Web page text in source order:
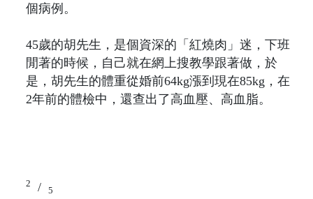
個病例。
45歲的胡先生，是個資深的「紅燒肉」迷，下班
閒著的時候，自己就在網上搜教學跟著做，於
是，胡先生的體重從婚前64kg漲到現在85kg，在
2年前的體檢中，還查出了高血壓、高血脂。
2 / 5